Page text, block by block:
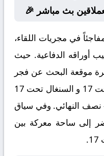
بث مباشر 🎉
في مجريات اللقاء،
أوراقه الدفاعية. حيث
موقعة البحث عن فجر
جديد للفريقين تجمع المغرب تحت 17 و السنغال تحت 17
أمم إفريقيا تحت 17 – نصف النهائي. وفي سياق
إلى ساحة معركة بين